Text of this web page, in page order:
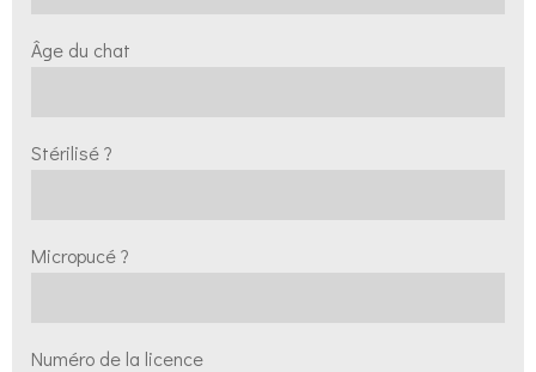
Âge du chat
Stérilisé ?
Micropucé ?
Numéro de la licence